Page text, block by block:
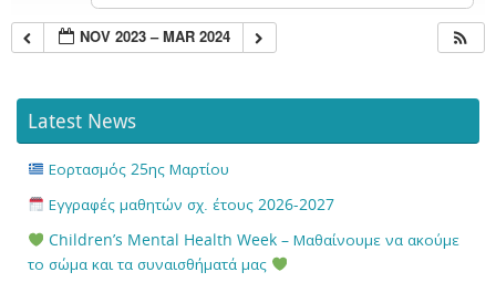
NOV 2023 – MAR 2024
Latest News
Εορτασμός 25ης Μαρτίου
Εγγραφές μαθητών σχ. έτους 2026-2027
Children’s Mental Health Week – Μαθαίνουμε να ακούμε
το σώμα και τα συναισθήματά μας